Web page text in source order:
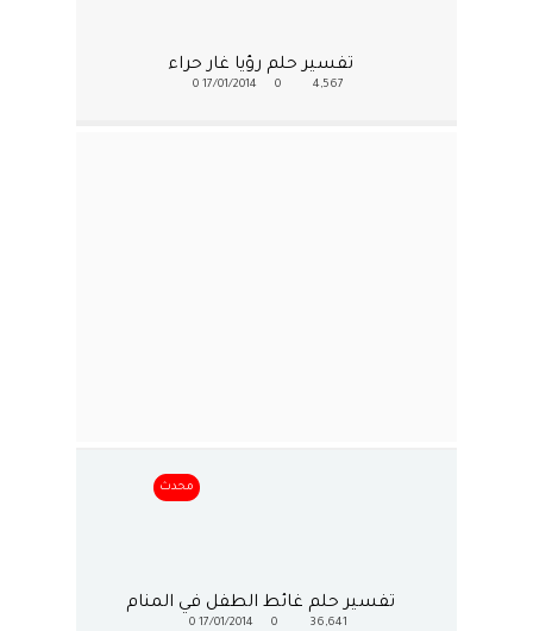
تفسير حلم رؤيا غار حراء
4,567
0
17/01/2014
0
محدث
تفسير حلم غائط الطفل في المنام
36,641
0
17/01/2014
0